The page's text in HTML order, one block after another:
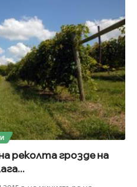
реколта грозде на